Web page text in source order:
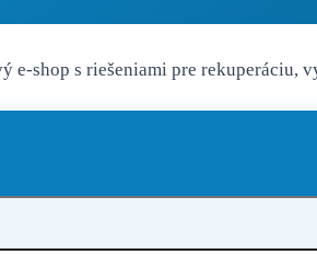
e-shop s riešeniami pre rekuperáciu,